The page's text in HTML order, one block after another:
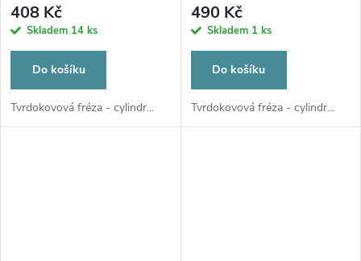
408 Kč
Skladem 14 ks
Do košíku
Tvrdokovová fréza - cylindr...
490 Kč
Skladem 1 ks
Do košíku
Tvrdokovová fréza - cylindr...